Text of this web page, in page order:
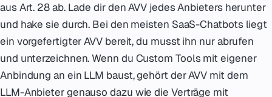
aus Art. 28 ab. Lade dir den AVV jedes Anbieters herunter
und hake sie durch. Bei den meisten SaaS-Chatbots liegt
ein vorgefertigter AVV bereit, du musst ihn nur abrufen
und unterzeichnen. Wenn du Custom Tools mit eigener
Anbindung an ein LLM baust, gehört der AVV mit dem
LLM-Anbieter genauso dazu wie die Verträge mit